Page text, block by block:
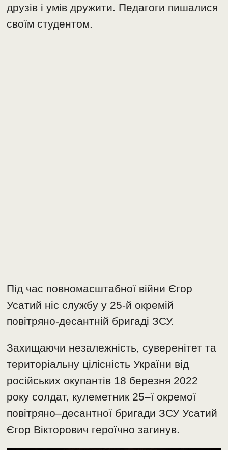
друзів і умів дружити. Педагоги пишалися
своїм студентом.
Під час повномасштабної війни Єгор
Усатий ніс службу у 25-й окремій
повітряно-десантній бригаді ЗСУ.
Захищаючи незалежність, суверенітет та
територіальну цілісність України від
російських окупантів 18 березня 2022
року солдат, кулеметник 25–ї окремої
повітряно–десантної бригади ЗСУ Усатий
Єгор Вікторович героїчно загинув.